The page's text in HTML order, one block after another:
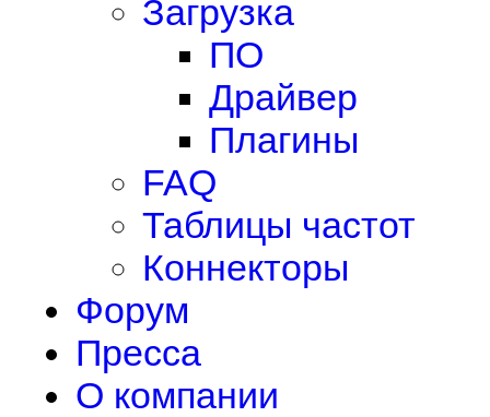
Загрузка
ПО
Драйвер
Плагины
FAQ
Таблицы частот
Коннекторы
Форум
Пресса
О компании